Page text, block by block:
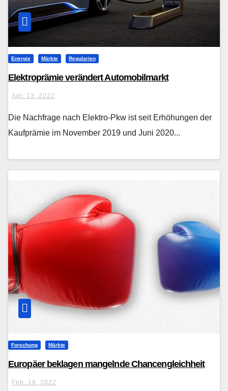
Energie Märkte Regularien
Elektroprämie verändert Automobilmarkt
Apr. 13, 2022
Die Nachfrage nach Elektro-Pkw ist seit Erhöhungen der
Kaufprämie im November 2019 und Juni 2020...
Forschung Märkte
Europäer beklagen mangelnde Chancengleichheit
Feb. 18, 2022